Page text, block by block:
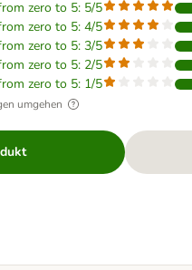
zero to 5: 5/5
zero to 5: 4/5
zero to 5: 3/5
zero to 5: 2/5
zero to 5: 1/5
umgehen